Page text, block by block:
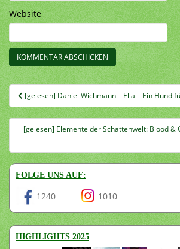
Website
Beitragsnavigation
[gelesen] Daniel Wichmann – Ella – Ein Hund
[gelesen] Elemente der Schattenwelt: Blood &
FOLGE UNS AUF:
1240 1010
HIGHLIGHTS 2025